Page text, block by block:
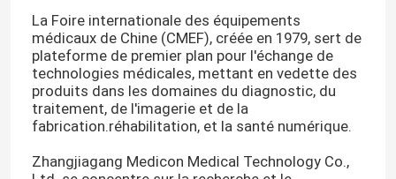
Les affaires
Demandez un devis
Civière se pliante d'ambulance
La Foire internationale des équipements
médicaux de Chine (CMEF), créée en 1979, sert de
plateforme de premier plan pour l'échange de
technologies médicales, mettant en vedette des
produits dans les domaines du diagnostic, du
traitement, de l'imagerie et de la
fabrication.réhabilitation, et la santé numérique.
Zhangjiagang Medicon Medical Technology Co.,